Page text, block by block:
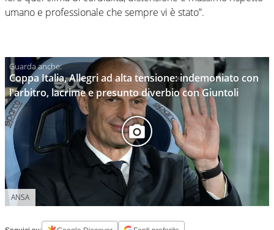
umano e professionale che sempre vi è stato”.
Coppa Italia, Allegri ad alta tensione: indemoniato con
l'arbitro, lacrime e presunto diverbio con Giuntoli
ANSA